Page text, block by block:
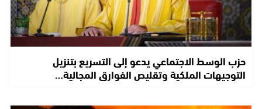
حزب الوسط الاجتماعي يدعو إلى التسريع بتنزيل
التوجيهات الملكية وتقليص الفوارق المجالية…